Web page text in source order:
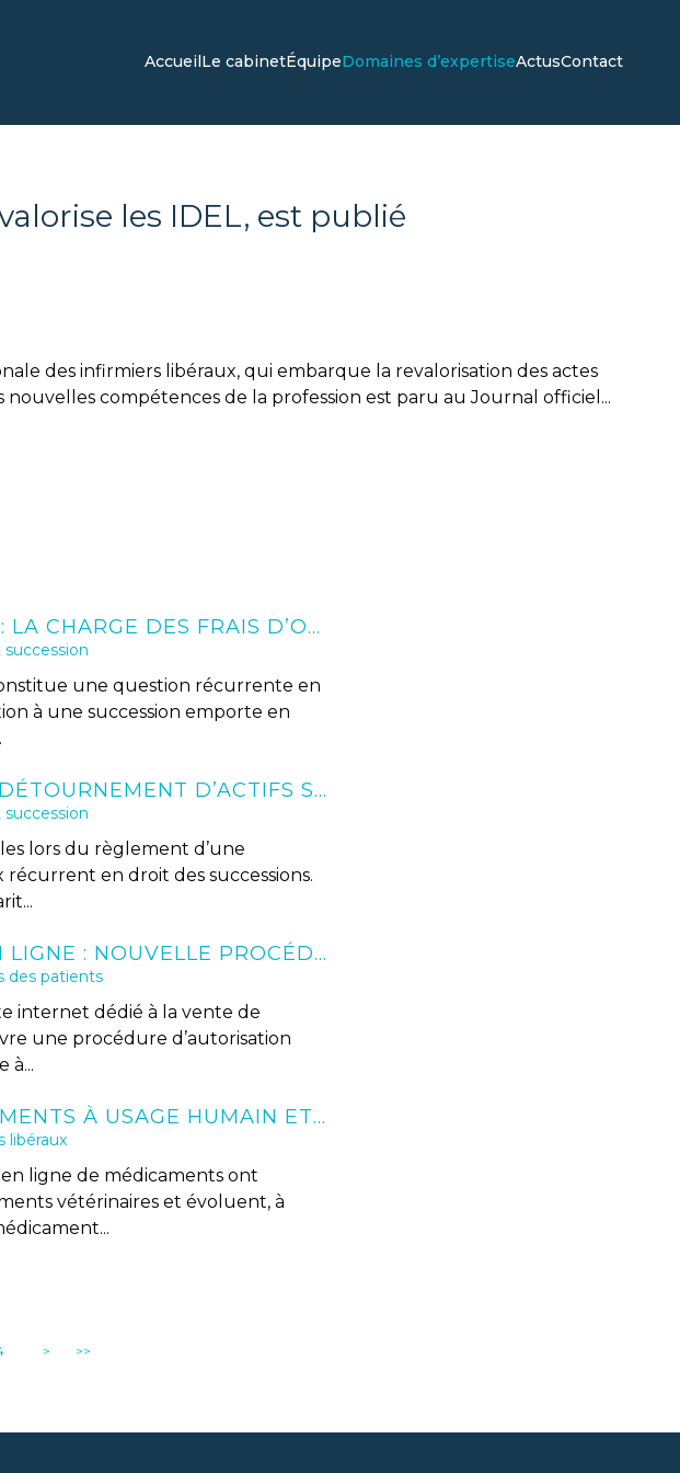
AccueilLe cabinetÉquipeDomaines d’expertiseActusContact
les IDEL, est publié
des infirmiers libéraux, qui embarque la revalorisation des actes
nouvelles compétences de la profession est paru au Journal officiel...
ARTICLE 806 DU CODE CIVIL : LA CHARGE DES FRAIS D’OBSÈQUES EN CAS DE RENONCIATION À SUCCESSION
une question récurrente en
à une succession emporte en
SPOLIATION D’HÉRITAGE ET DÉTOURNEMENT D’ACTIFS SUCCESSORAUX : QUELS RECOURS CIVILS ET PÉNAUX ?
lors du règlement d’une
en droit des successions.
VENTE DE MÉDICAMENTS EN LIGNE : NOUVELLE PROCÉDURE D’AUTORISATION
des patients
internet dédié à la vente de
une procédure d’autorisation
à...
VENTE EN LIGNE DE MÉDICAMENTS À USAGE HUMAIN ET VÉTÉRINAIRES : LES PHARMACIENS CONCERNÉS PAR DE NOUVELLES DISPOSITIONS
libéraux
ligne de médicaments ont
vétérinaires et évoluent, à
> >>